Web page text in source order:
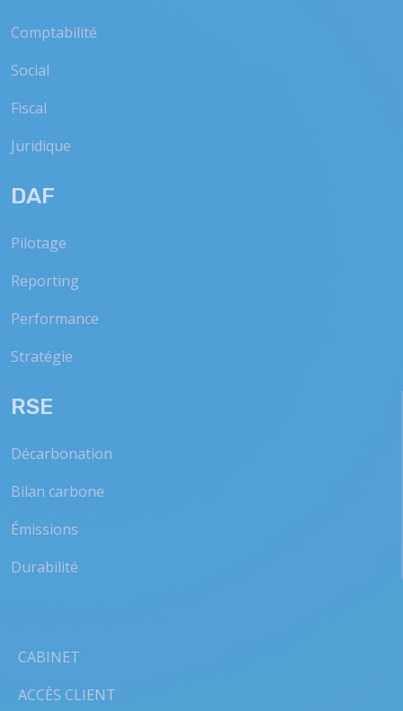
Comptabilité
Social
Fiscal
Juridique
DAF
Pilotage
Reporting
Performance
Stratégie
RSE
Décarbonation
Bilan carbone
Émissions
Durabilité
CABINET
ACCÈS CLIENT